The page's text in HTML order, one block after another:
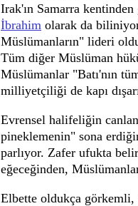
Irak'ın Samarra
İbrahim olarak da
Müslümanların" lideri
Tüm diğer Müslüman
Müslümanlar "Batı'nın
milliyetçiliği de kapı
Evrensel halifeliğin
pineklemenin" sona
parlıyor. Zafer ufukta
eğeceğinden,
Elbette oldukça görkemli,